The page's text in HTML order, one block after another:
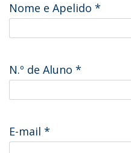
Nome e Apelido *
N.º de Aluno *
E-mail *